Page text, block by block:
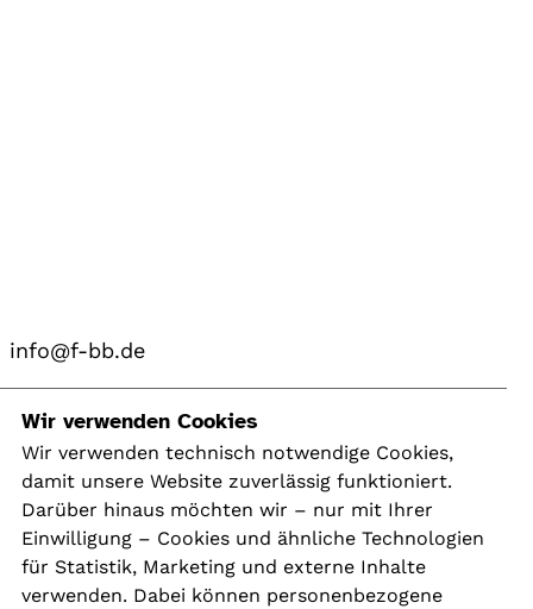
info@f-bb.de
Navigation
Kontakt
Presse
Aktuelles
Karriere
Wir verwenden Cookies
Wir verwenden technisch notwendige Cookies,
damit unsere Website zuverlässig funktioniert.
Darüber hinaus möchten wir – nur mit Ihrer
Einwilligung – Cookies und ähnliche Technologien
für Statistik, Marketing und externe Inhalte
verwenden. Dabei können personenbezogene